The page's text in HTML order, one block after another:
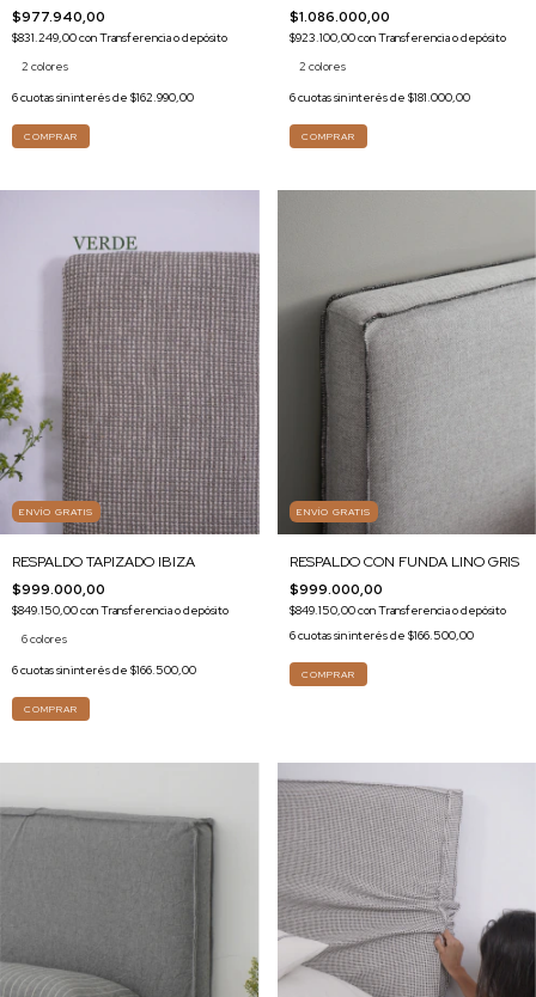
$977.940,00
$831.249,00conTransferencia o depósito
2 colores
6cuotas sin interés de $162.990,00
COMPRAR
$1.086.000,00
$923.100,00conTransferencia o depósito
2 colores
6cuotas sin interés de $181.000,00
COMPRAR
ENVÍO GRATIS
RESPALDO TAPIZADO IBIZA
$999.000,00
$849.150,00conTransferencia o depósito
6 colores
6cuotas sin interés de $166.500,00
COMPRAR
ENVÍO GRATIS
RESPALDO CON FUNDA LINO GRIS
$999.000,00
$849.150,00conTransferencia o depósito
6cuotas sin interés de $166.500,00
COMPRAR